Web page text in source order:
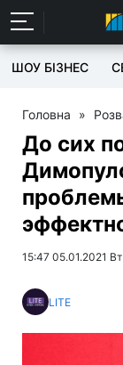
ШОУ БІЗНЕС
Головна »
До сих
15:47 05.01.2021 Вт
LITE